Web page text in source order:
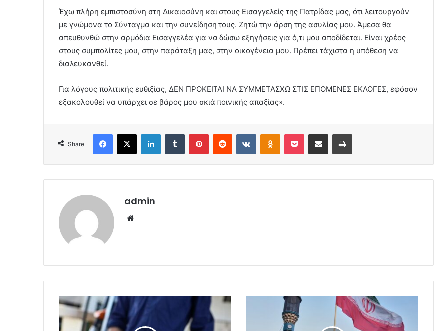
Έχω πλήρη εμπιστοσύνη στη Δικαιοσύνη και στους Εισαγγελείς της Πατρίδας μας, ότι λειτουργούν
με γνώμονα το Σύνταγμα και την συνείδηση τους. Ζητώ την άρση της ασυλίας μου. Άμεσα θα
απευθυνθώ στην αρμόδια Εισαγγελέα για να δώσω εξηγήσεις για ό,τι μου αποδίδεται. Είναι χρέος
στους συμπολίτες μου, στην παράταξη μας, στην οικογένεια μου. Πρέπει τάχιστα η υπόθεση να
διαλευκανθεί.
Για λόγους πολιτικής ευθιξίας, ΔΕΝ ΠΡΟΚΕΙΤΑΙ ΝΑ ΣΥΜΜΕΤΑΣΧΩ ΣΤΙΣ ΕΠΟΜΕΝΕΣ ΕΚΛΟΓΕΣ, εφόσον
εξακολουθεί να υπάρχει σε βάρος μου σκιά ποινικής απαξίας».
Share
Facebook
X LinkedInTumblr PinterestReddit VKontakteOdnoklassniki
Pocket Share via Email Print
admin